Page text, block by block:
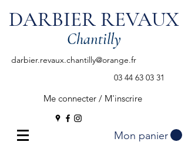
DARBIER REVAUX
Chantilly
darbier.revaux.chantilly@orange.fr
03 44 63 03 31
Me connecter / M'inscrire
Mon panier